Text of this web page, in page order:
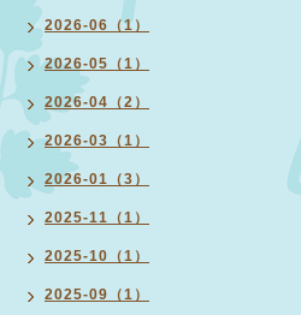
2026-06（1）
2026-05（1）
2026-04（2）
2026-03（1）
2026-01（3）
2025-11（1）
2025-10（1）
2025-09（1）